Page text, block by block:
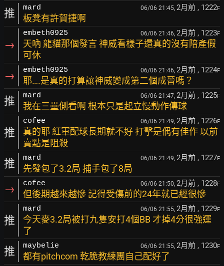
推 mard 06/06 21:45, 2月前 , 1222F
板凳有許賀捷啊
→
embeth0925 06/06 21:46, 2月前 , 1223F
天吶 龍貓那個發言 神威看樣子還真的沒有陪產假
可休
→ embeth0925 06/06 21:46, 2月前 , 1224F
耶….是真的打算讓神威變成第二個成晉嗎？
推 mard 06/06 21:47, 2月前 , 1225F
我在三壘側看啊 根本只是起立慢動作傳球
推
cofee 06/06 21:49, 2月前 , 1226F
真的耶 紅軍配球長期就不好 打擊是偶有佳作 以前
賣點是阻殺
推 mard 06/06 21:49, 2月前 , 1227F
先發包了3.2局 捕手包了8局
→ cofee 06/06 21:50, 2月前 , 1228F
但後期越來越慘 記得受傷前的24年就已經很慘
推
mard 06/06 21:55, 2月前 , 1229F
今天麥3.2局被打九隻安打4個BB 才掉4分很強運
了
推 maybelie 06/06 21:55, 2月前 , 1230F
都有pitchcom 乾脆教練團自己配好了